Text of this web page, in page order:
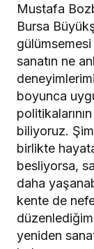
Mustafa
Bursa
sanatın ne
boyunca
biliyoruz.
birlikte
besliyorsa,
daha
kente de
yeniden